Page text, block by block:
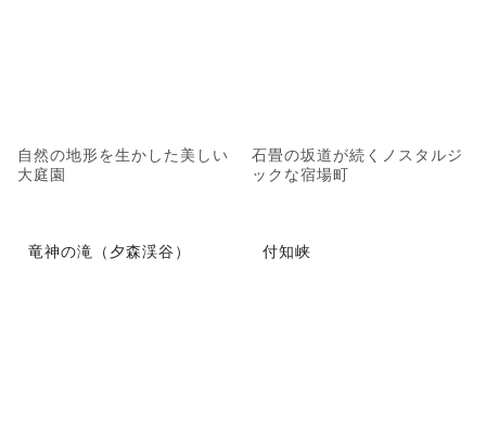
自然の地形を生かした美しい
大庭園
石畳の坂道が続くノスタルジ
ックな宿場町
竜神の滝（夕森渓谷） 付知峡